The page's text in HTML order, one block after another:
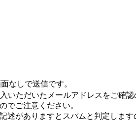
なしで送信です。
ただいたメールアドレスをご確認
でご注意ください。
述がありますとスパムと判定しま